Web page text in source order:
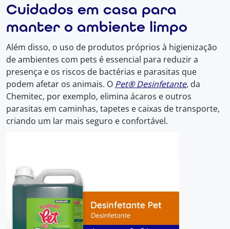
Cuidados em casa para
manter o ambiente limpo
Além disso, o uso de produtos próprios à higienização
de ambientes com pets é essencial para reduzir a
presença e os riscos de bactérias e parasitas que
podem afetar os animais. O Pet® Desinfetante, da
Chemitec, por exemplo, elimina ácaros e outros
parasitas em caminhas, tapetes e caixas de transporte,
criando um lar mais seguro e confortável.